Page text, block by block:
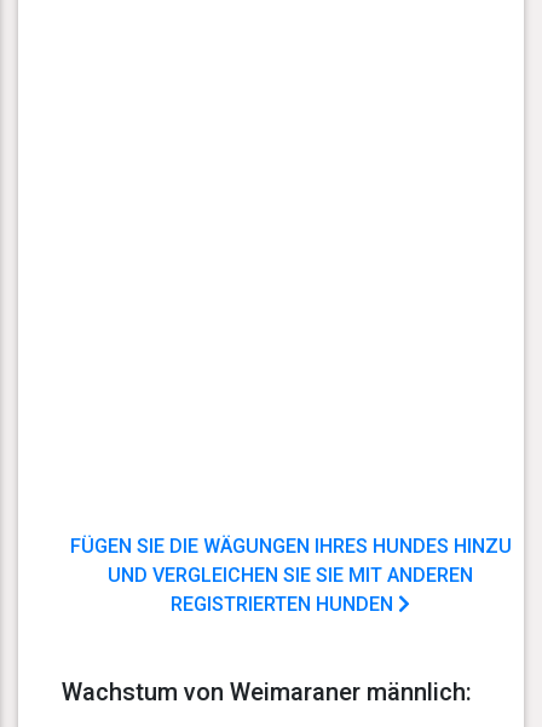
FÜGEN SIE DIE WÄGUNGEN IHRES HUNDES HINZU
UND VERGLEICHEN SIE SIE MIT ANDEREN
REGISTRIERTEN HUNDEN
Wachstum von Weimaraner männlich: